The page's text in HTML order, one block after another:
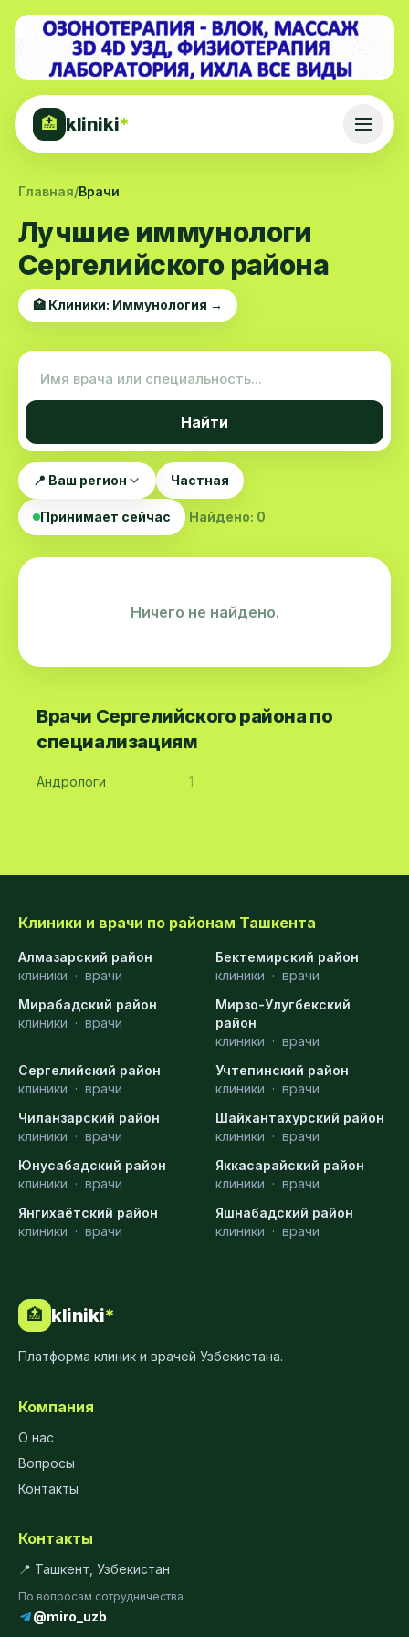
🏥 kliniki*
Главная/Врачи
Лучшие иммунологи
Сергелийского района
🏥 Клиники: Иммунология →
Найти
📍 Ваш регион Частная
Принимает сейчас Найдено: 0
Ничего не найдено.
Врачи Сергелийского района по
специализациям
Андрологи 1
Клиники и врачи по районам Ташкента
Алмазарский район
клиники · врачи
Бектемирский район
клиники · врачи
Мирабадский район
клиники · врачи
Мирзо-Улугбекский
район
клиники · врачи
Сергелийский район
клиники · врачи
Учтепинский район
клиники · врачи
Чиланзарский район
клиники · врачи
Шайхантахурский район
клиники · врачи
Юнусабадский район
клиники · врачи
Яккасарайский район
клиники · врачи
Янгихаётский район
клиники · врачи
Яшнабадский район
клиники · врачи
🏥 kliniki*
Платформа клиник и врачей Узбекистана.
Компания
О нас
Вопросы
Контакты
Контакты
📍 Ташкент, Узбекистан
По вопросам сотрудничества
@miro_uzb